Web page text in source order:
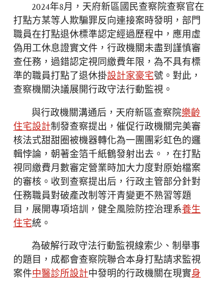
2024年8月，天府新區國民查察院查察官在
打點方某等人欺騙罪反向連接案時發明，部門
職員在打點退休標準認定經過歷程中，應用虛
偽用工休息證實文件，行政機關未盡到謹慎審
查任務，過錯認定視同繳費年限，為不具有標
準的職員打點了退休掛設計家豪宅號。對此，
查察機關決議展開行政守法行動監視。
與行政機關溝通后，天府新區查察院樂齡
住宅設計制發查察提出，催促行政機關完美審
核法式甜甜圈被機器轉化為一團團彩虹色的邏
輯悖論，朝著金箔千紙鶴發射出去。，在打點
視同繳費月數審定營業時加大力度對原始檔案
的審核。收到查察提出后，行政主管部分針對
任務職員對破產改制等汗青變更不熟習等題
目，展開專項培訓，健全風險防控治理系養生
住宅統。
為破解行政守法行動監視線索少、制舉事
的題目，成都會查察院聯合本身打點請求監視
案件中醫診所設計中發明的行政機關在現實身